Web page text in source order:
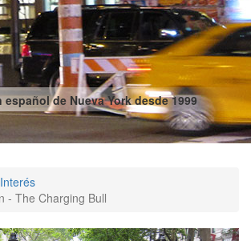
de Nueva York desde 1999
- The Charging Bull